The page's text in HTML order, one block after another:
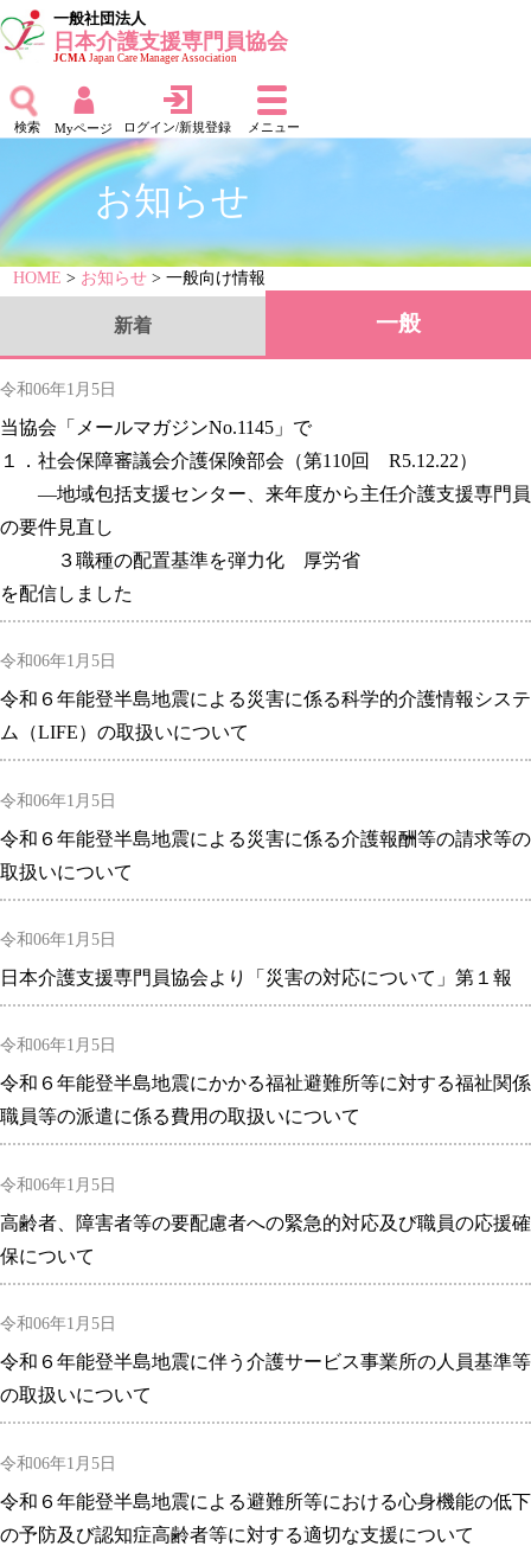
一般社団法人
日本介護支援専門員協会
JCMAJapan Care Manager Association
検索 Myページ ログイン/新規登録 メニュー
お知らせ
HOME > お知らせ > 一般向け情報
新着 一般
令和06年1月5日
当協会「メールマガジンNo.1145」で
１．社会保障審議会介護保険部会（第110回 R5.12.22）
―地域包括支援センター、来年度から主任介護支援専門員
の要件見直し
３職種の配置基準を弾力化 厚労省
を配信しました
令和06年1月5日
令和６年能登半島地震による災害に係る科学的介護情報システ
ム（LIFE）の取扱いについて
令和06年1月5日
令和６年能登半島地震による災害に係る介護報酬等の請求等の
取扱いについて
令和06年1月5日
日本介護支援専門員協会より「災害の対応について」第１報
令和06年1月5日
令和６年能登半島地震にかかる福祉避難所等に対する福祉関係
職員等の派遣に係る費用の取扱いについて
令和06年1月5日
高齢者、障害者等の要配慮者への緊急的対応及び職員の応援確
保について
令和06年1月5日
令和６年能登半島地震に伴う介護サービス事業所の人員基準等
の取扱いについて
令和06年1月5日
令和６年能登半島地震による避難所等における心身機能の低下
の予防及び認知症高齢者等に対する適切な支援について